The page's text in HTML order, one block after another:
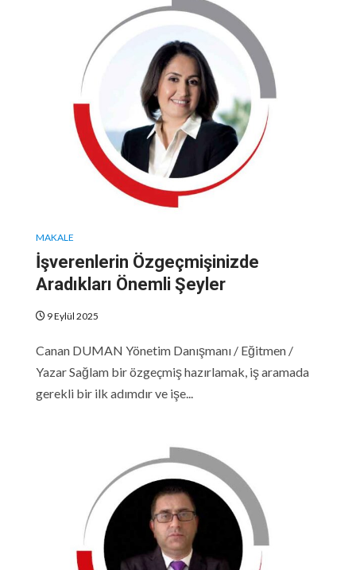
MAKALE
İşverenlerin Özgeçmişinizde
Aradıkları Önemli Şeyler
9 Eylül 2025
Canan DUMAN Yönetim Danışmanı / Eğitmen /
Yazar Sağlam bir özgeçmiş hazırlamak, iş aramada
gerekli bir ilk adımdır ve işe...